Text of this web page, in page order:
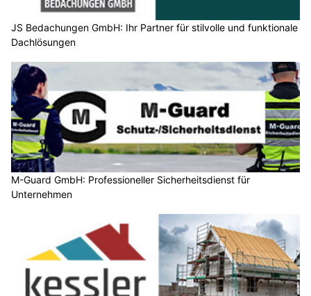
JS Bedachungen GmbH: Ihr Partner für stilvolle und funktionale
Dachlösungen
M-Guard GmbH: Professioneller Sicherheitsdienst für
Unternehmen